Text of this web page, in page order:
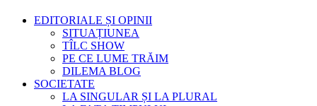
EDITORIALE ȘI OPINII
SITUAȚIUNEA
TÎLC SHOW
PE CE LUME TRĂIM
DILEMA BLOG
SOCIETATE
LA SINGULAR ȘI LA PLURAL